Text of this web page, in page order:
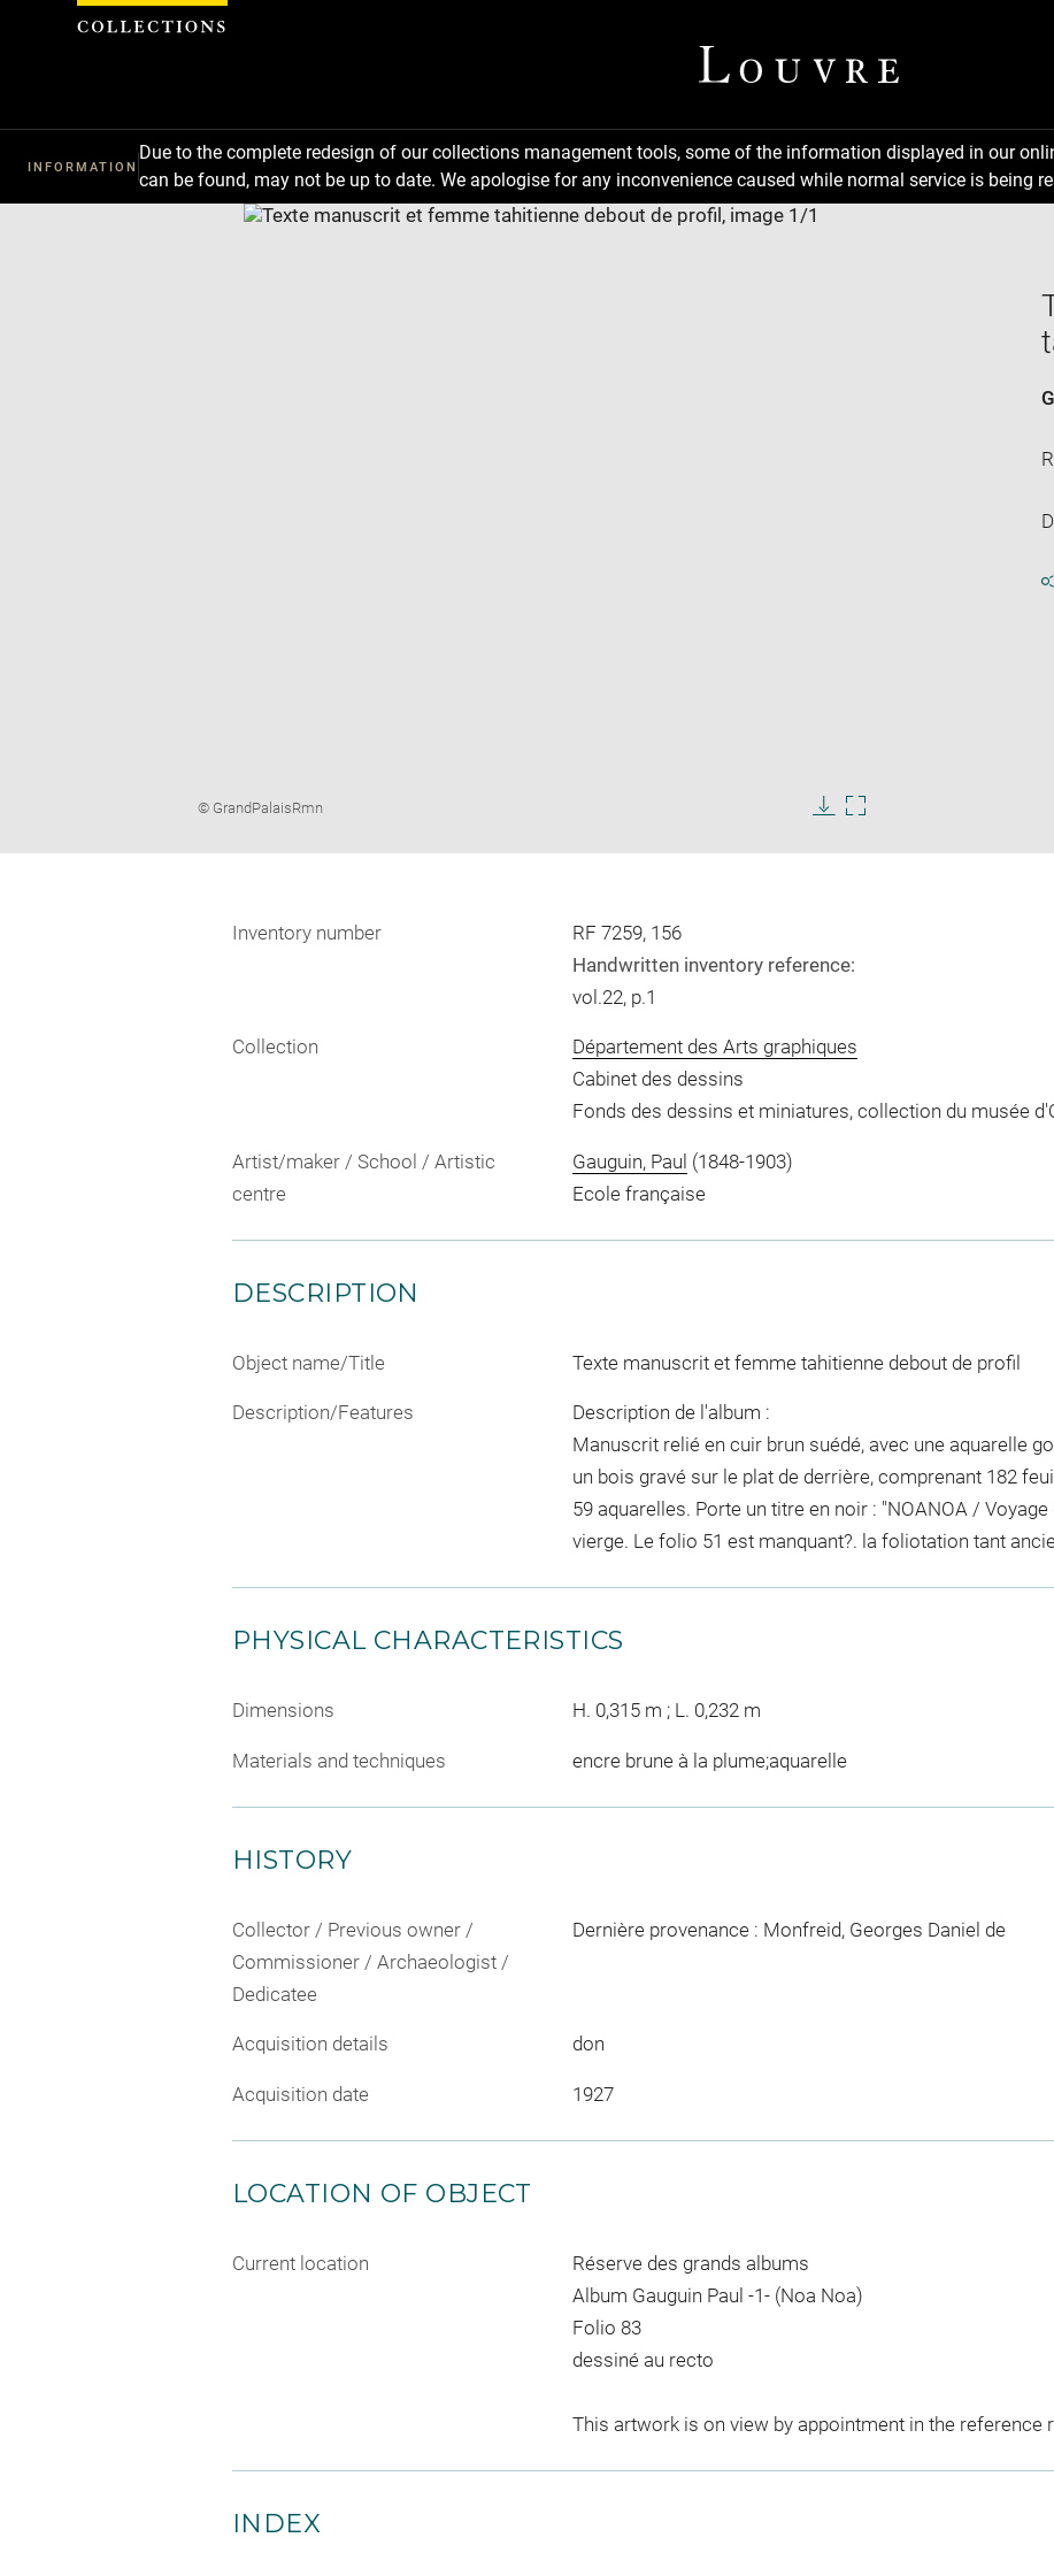
INFORMATION
Due to the complete redesign of our collections management tools, some of the information displayed in our
can be found, may not be up to date. We apologise for any inconvenience caused while normal service is being
new
Image
© GrandPalaisRmn
imageimage
Inventory number
RF 7259, 156
Handwritten inventory reference:
vol.22, p.1
Collection
Département des Arts graphiques
Cabinet des dessins
Fonds des dessins et miniatures, collection du musée
Artist/maker / School / Artistic
centre
Gauguin, Paul (1848-1903)
Ecole française
DESCRIPTION
Object name/Title Texte manuscrit et femme tahitienne debout de profil
Description/Features
Description de l'album :
Manuscrit relié en cuir brun suédé, avec une aquarelle
un bois gravé sur le plat de derrière, comprenant 182
59 aquarelles. Porte un titre en noir : "NOANOA /
vierge. Le folio 51 est manquant?. la foliotation tant
PHYSICAL CHARACTERISTICS
Dimensions H. 0,315 m ; L. 0,232 m
Materials and techniques encre brune à la plume;aquarelle
HISTORY
Collector / Previous owner /
Commissioner / Archaeologist /
Dedicatee
Dernière provenance : Monfreid, Georges Daniel de
Acquisition details don
Acquisition date 1927
LOCATION OF OBJECT
Current location
Réserve des grands albums
Album Gauguin Paul -1- (Noa Noa)
Folio 83
dessiné au recto
This artwork is on view by appointment in the
INDEX
Cookies management panel